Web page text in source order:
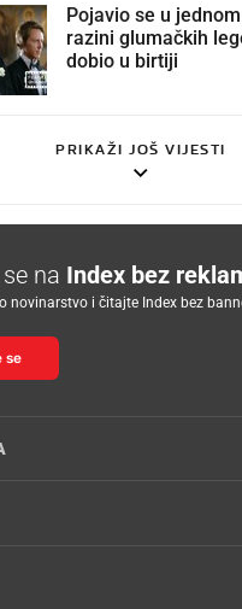
Pojavio se u
razini glumačkih
dobio u birtiji
PRIKAŽI JOŠ VIJESTI
na Index bez
novinarstvo i čitajte Index bez
se